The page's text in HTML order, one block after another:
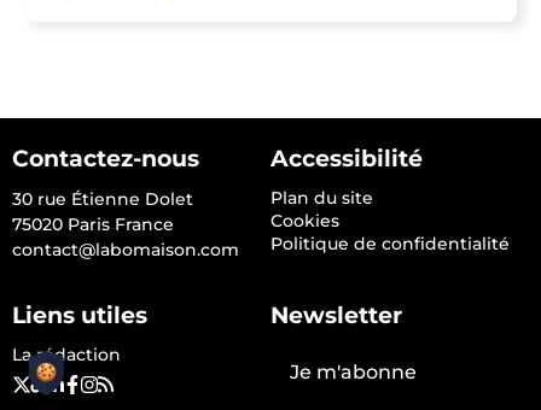
Contactez-nous
30 rue Étienne Dolet
75020 Paris France
contact@labomaison.com
Accessibilité
Plan du site
Cookies
Politique de confidentialité
Liens utiles
La rédaction
Newsletter
Je m'abonne